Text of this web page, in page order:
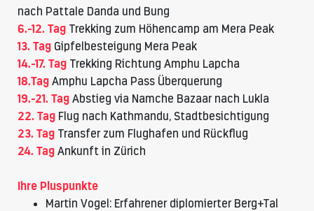
nach Pattale Danda und Bung
6.-12. Tag Trekking zum Höhencamp am Mera Peak
13. Tag Gipfelbesteigung Mera Peak
14.-17. Tag Trekking Richtung Amphu Lapcha
18.Tag Amphu Lapcha Pass Überquerung
19.-21. Tag Abstieg via Namche Bazaar nach Lukla
22. Tag Flug nach Kathmandu, Stadtbesichtigung
23. Tag Transfer zum Flughafen und Rückflug
24. Tag Ankunft in Zürich
Ihre Pluspunkte
Martin Vogel: Erfahrener diplomierter Berg+Tal